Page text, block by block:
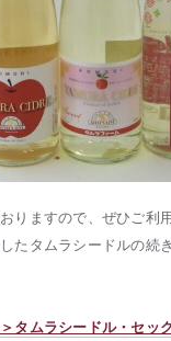
りますので、ぜひご利
たタムラシードルの続
タムラシードル・セッ